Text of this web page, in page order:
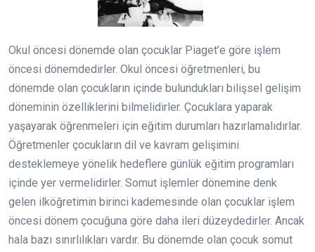
Okul öncesi dönemde olan çocuklar Piaget’e göre işlem
öncesi dönemdedirler. Okul öncesi öğretmenleri, bu
dönemde olan çocukların içinde bulundukları bilişsel gelişim
döneminin özelliklerini bilmelidirler. Çocuklara yaparak
yaşayarak öğrenmeleri için eğitim durumları hazırlamalıdırlar.
Öğretmenler çocukların dil ve kavram gelişimini
desteklemeye yönelik hedeflere günlük eğitim programları
içinde yer vermelidirler. Somut işlemler dönemine denk
gelen ilköğretimin birinci kademesinde olan çocuklar işlem
öncesi dönem çocuğuna göre daha ileri düzeydedirler. Ancak
hala bazı sınırlılıkları vardır. Bu dönemde olan çocuk somut